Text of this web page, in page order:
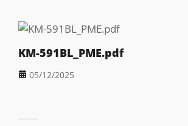
KM-591BL_PME.pdf
05/12/2025